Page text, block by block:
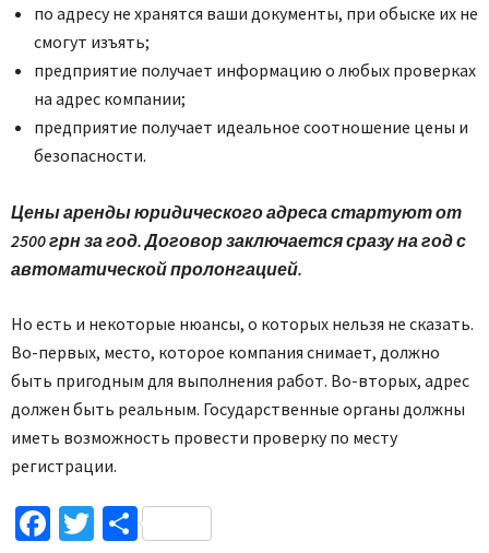
по адресу не хранятся ваши документы, при обыске их не
смогут изъять;
предприятие получает информацию о любых проверках
на адрес компании;
предприятие получает идеальное соотношение цены и
безопасности.
Цены аренды юридического адреса стартуют от
2500 грн за год. Договор заключается сразу на год с
автоматической пролонгацией.
Но есть и некоторые нюансы, о которых нельзя не сказать.
Во-первых, место, которое компания снимает, должно
быть пригодным для выполнения работ. Во-вторых, адрес
должен быть реальным. Государственные органы должны
иметь возможность провести проверку по месту
регистрации.
Facebook
TwitterПоділитися